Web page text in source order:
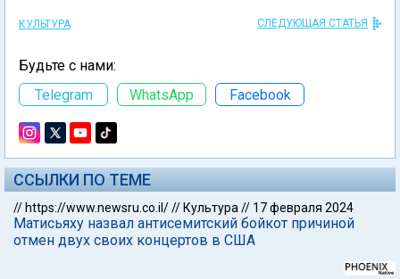
КУЛЬТУРА СЛЕДУЮЩАЯ СТАТЬЯ
Будьте с нами:
Telegram
WhatsApp Facebook
ССЫЛКИ ПО ТЕМЕ
// https://www.newsru.co.il/// Культура // 17 февраля 2024
Матисьяху назвал антисемитский бойкот причиной
отмен двух своих концертов в США